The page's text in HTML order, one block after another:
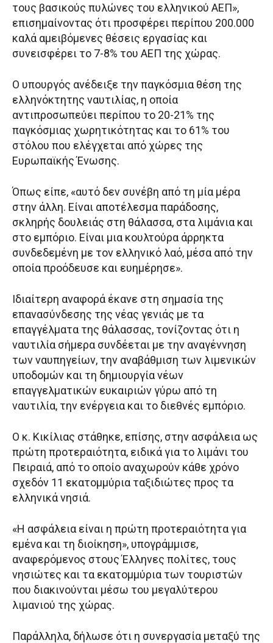
τους βασικούς πυλώνες του ελληνικού ΑΕΠ»,
επισημαίνοντας ότι προσφέρει περίπου 200.000
καλά αμειβόμενες θέσεις εργασίας και
συνεισφέρει το 7-8% του ΑΕΠ της χώρας.
Ο υπουργός ανέδειξε την παγκόσμια θέση της
ελληνόκτητης ναυτιλίας, η οποία
αντιπροσωπεύει περίπου το 20-21% της
παγκόσμιας χωρητικότητας και το 61% του
στόλου που ελέγχεται από χώρες της
Ευρωπαϊκής Ένωσης.
Όπως είπε, «αυτό δεν συνέβη από τη μία μέρα
στην άλλη. Είναι αποτέλεσμα παράδοσης,
σκληρής δουλειάς στη θάλασσα, στα λιμάνια και
στο εμπόριο. Είναι μια κουλτούρα άρρηκτα
συνδεδεμένη με τον ελληνικό λαό, μέσα από την
οποία προόδευσε και ευημέρησε».
Ιδιαίτερη αναφορά έκανε στη σημασία της
επανασύνδεσης της νέας γενιάς με τα
επαγγέλματα της θάλασσας, τονίζοντας ότι η
ναυτιλία σήμερα συνδέεται με την αναγέννηση
των ναυπηγείων, την αναβάθμιση των λιμενικών
υποδομών και τη δημιουργία νέων
επαγγελματικών ευκαιριών γύρω από τη
ναυτιλία, την ενέργεια και το διεθνές εμπόριο.
Ο κ. Κικίλιας στάθηκε, επίσης, στην ασφάλεια ως
πρώτη προτεραιότητα, ειδικά για το λιμάνι του
Πειραιά, από το οποίο αναχωρούν κάθε χρόνο
σχεδόν 11 εκατομμύρια ταξιδιώτες προς τα
ελληνικά νησιά.
«Η ασφάλεια είναι η πρώτη προτεραιότητα για
εμένα και τη διοίκηση», υπογράμμισε,
αναφερόμενος στους Έλληνες πολίτες, τους
νησιώτες και τα εκατομμύρια των τουριστών
που διακινούνται μέσω του μεγαλύτερου
λιμανιού της χώρας.
Παράλληλα, δήλωσε ότι η συνεργασία μεταξύ της